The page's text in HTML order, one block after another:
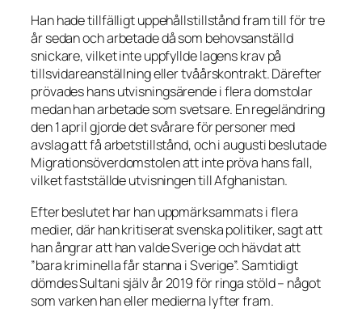
Han hade tillfälligt uppehållstillstånd fram till för tre
år sedan och arbetade då som behovsanställd
snickare, vilket inte uppfyllde lagens krav på
tillsvidareanställning eller tvåårskontrakt. Därefter
prövades hans utvisningsärende i flera domstolar
medan han arbetade som svetsare. En regeländring
den 1 april gjorde det svårare för personer med
avslag att få arbetstillstånd, och i augusti beslutade
Migrationsöverdomstolen att inte pröva hans fall,
vilket fastställde utvisningen till Afghanistan.
Efter beslutet har han uppmärksammats i flera
medier, där han kritiserat svenska politiker, sagt att
han ångrar att han valde Sverige och hävdat att
”bara kriminella får stanna i Sverige”. Samtidigt
dömdes Sultani själv år 2019 för ringa stöld – något
som varken han eller medierna lyfter fram.